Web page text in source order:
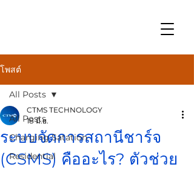
โพสต์
All Posts
Charging Satation
Residential
All Posts
ระบบจัดการสถานีชาร์จ
(CSMS) คืออะไร? ตัวช่วย
CTMS TECHNOLOGY
18 มิ.ย.